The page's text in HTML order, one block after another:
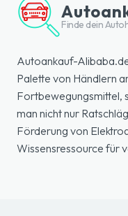
Finde dein
Autoankauf-
Palette von Händlern
Fortbewegungsmittel,
man nicht nur
Förderung von
Wissensressource für